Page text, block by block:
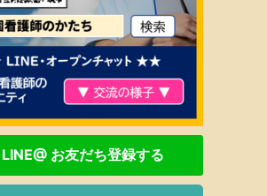
LINE@ お友だち登録する